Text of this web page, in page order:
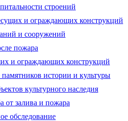
строений
и ограждающих конструкций
и сооружений
пожара
и ограждающих конструкций
истории и культуры
культурного наследия
от залива и пожара
обследование